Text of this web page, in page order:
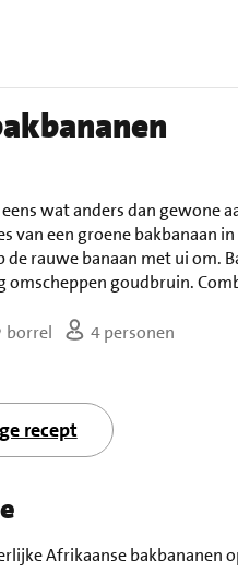
wat anders dan gewone
van een groene bakbanaan
de rauwe banaan met ui om.
omscheppen goudbruin.
borrel
4 personen
recept
Afrikaanse bakbananen